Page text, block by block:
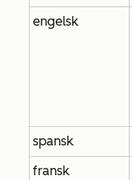
engelsk
spansk
fransk